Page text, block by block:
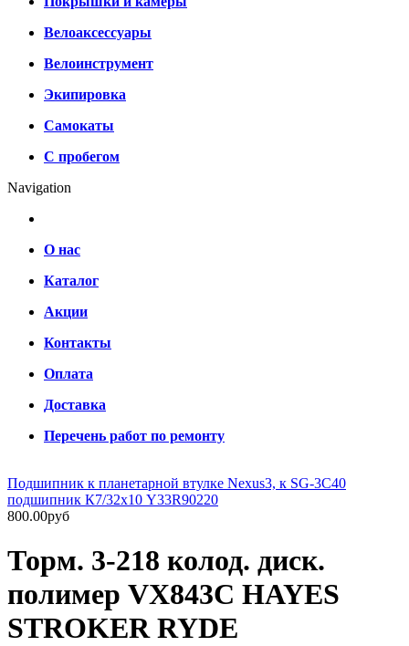
Велоаксессуары
Велоинструмент
Экипировка
Самокаты
С пробегом
Navigation
О нас
Каталог
Акции
Контакты
Оплата
Доставка
Перечень работ по ремонту
Подшипник к планетарной втулке Nexus3, к SG-3C40
подшипник К7/32х10 Y33R90220
800.00руб
Торм. 3-218 колод. диск.
полимер VX843C HAYES
STROKER RYDE